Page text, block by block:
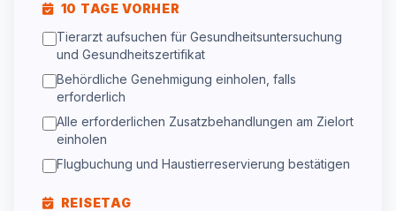
10 TAGE VORHER
Tierarzt aufsuchen für Gesundheitsuntersuchung
und Gesundheitszertifikat
Behördliche Genehmigung einholen, falls
erforderlich
Alle erforderlichen Zusatzbehandlungen am Zielort
einholen
Flugbuchung und Haustierreservierung bestätigen
REISETAG